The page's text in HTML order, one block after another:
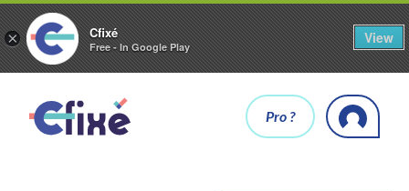
× Cfixé
Free - In Google Play
View
Pro ?